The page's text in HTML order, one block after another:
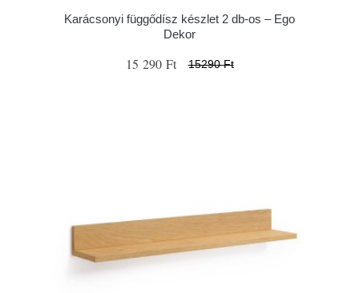
Karácsonyi függődísz készlet 2 db-os – Ego
Dekor
15 290 Ft 15290 Ft